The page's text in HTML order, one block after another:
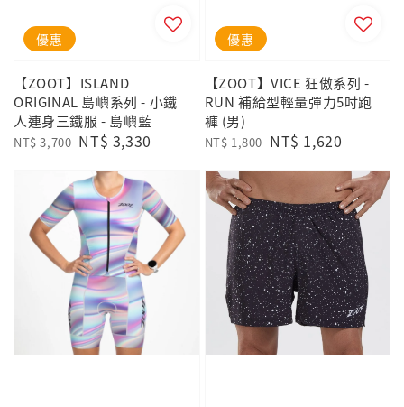
優惠
【ZOOT】ISLAND
ORIGINAL 島嶼系列 - 小鐵
人連身三鐵服 - 島嶼藍
Regular
NT$ 3,700 Sale
NT$ 3,330
優惠
【ZOOT】VICE 狂傲系列 -
RUN 補給型輕量彈力5吋跑
褲 (男)
Regular
NT$ 1,800 Sale
NT$ 1,620